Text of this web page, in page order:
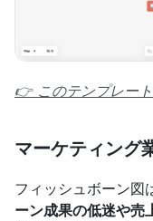
👉 このテンプレート
マーケティング
フィッシュボーン図
ーン成果の低迷や売